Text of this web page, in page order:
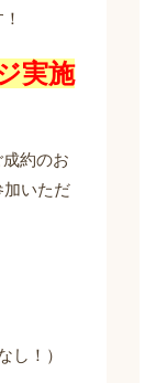
実施
約のお
加いただ
し！）